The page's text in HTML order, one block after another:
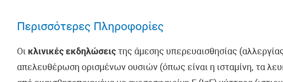
Περισσότερες Πληροφορίες
Οι κλινικές εκδηλώσειςτης άμεσης υπερευαισθησίας
απελευθέρωση ορισμένων ουσιών (όπως είναι η ισταμίνη, τα